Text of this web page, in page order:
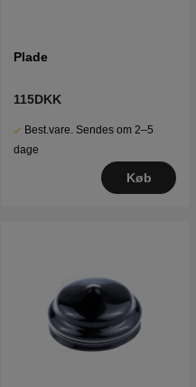
Plade
115DKK
Best.vare. Sendes om 2–5
dage
Køb